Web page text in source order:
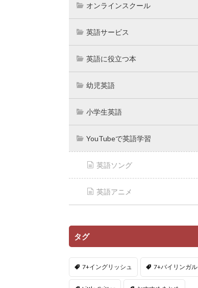
オンラインスクール
英語サービス
英語に役立つ本
幼児英語
小学生英語
YouTubeで英語学習
英語ソング
英語アニメ
タグ
7+イングリッシュ 7+バイリンガル